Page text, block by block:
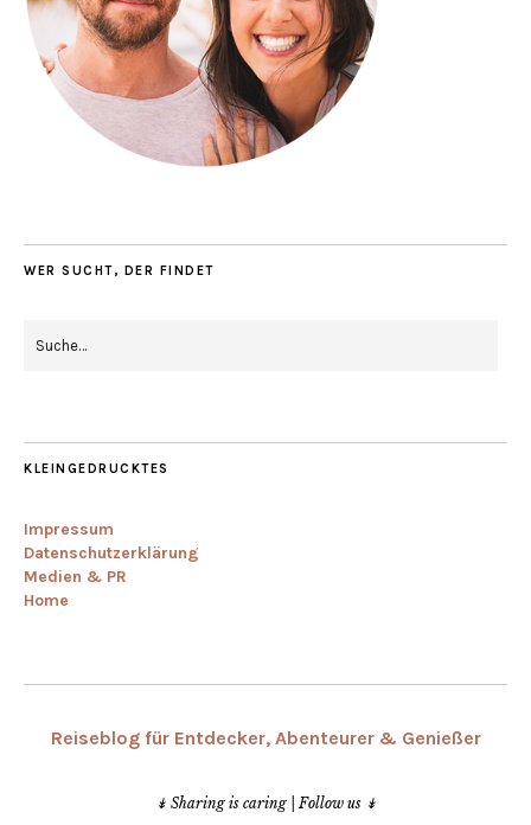
WER SUCHT, DER FINDET
KLEINGEDRUCKTES
Impressum
Datenschutzerklärung
Medien & PR
Home
Reiseblog für Entdecker, Abenteurer & Genießer
↡ Sharing is caring | Follow us ↡